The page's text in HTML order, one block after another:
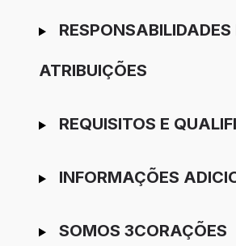
RESPONSABILIDADES
ATRIBUIÇÕES
REQUISITOS E
INFORMAÇÕES
SOMOS 3CORAÇÕES